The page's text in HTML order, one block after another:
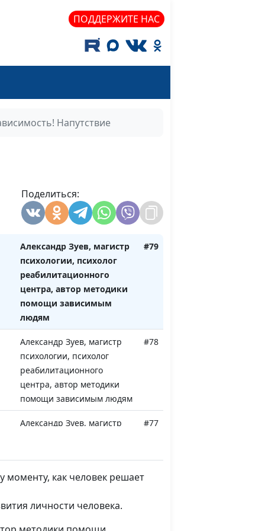
ПОДДЕРЖИТЕ НАС
Напутствие
Поделиться:
Александр Зуев, магистр
психологии, психолог
реабилитационного
центра, автор методики
помощи зависимым
людям
#79
Александр Зуев, магистр
психологии, психолог
реабилитационного
центра, автор методики
помощи зависимым людям
#78
Александр Зуев, магистр
помощи зависимым людям
#77
Александр Зуев, магистр
моменту, как человек решает
личности человека.